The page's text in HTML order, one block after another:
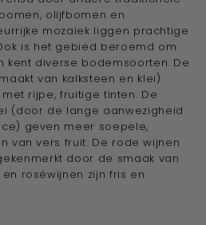
bomen, olijfbomen en
mozaïek liggen prachtige
is het gebied beroemd om
kent diverse bodemsoorten. De
van kalksteen en klei)
rijpe, fruitige tinten. De
(door de lange aanwezigheid
geven meer soepele,
van vers fruit. De rode wijnen
door de smaak van
roséwijnen zijn fris en